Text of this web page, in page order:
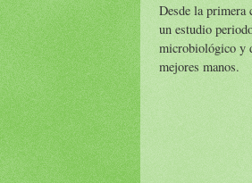
Desde la primera
un estudio
microbiológico y
mejores manos.